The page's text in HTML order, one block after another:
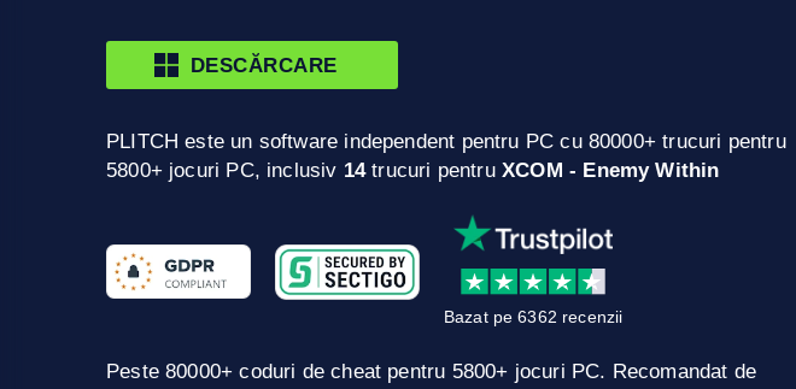
DESCĂRCARE
PLITCH este un software independent pentru PC cu 80000+ trucuri pentru
5800+ jocuri PC, inclusiv 14trucuri pentruXCOM - Enemy Within
Bazat pe 6362 recenzii
Peste 80000+ coduri de cheat pentru 5800+ jocuri PC. Recomandat de